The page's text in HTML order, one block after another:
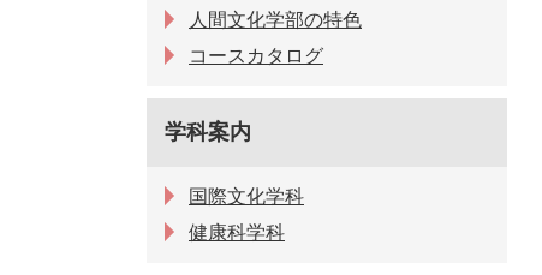
人間文化学部の特色
コースカタログ
学科案内
国際文化学科
健康科学科